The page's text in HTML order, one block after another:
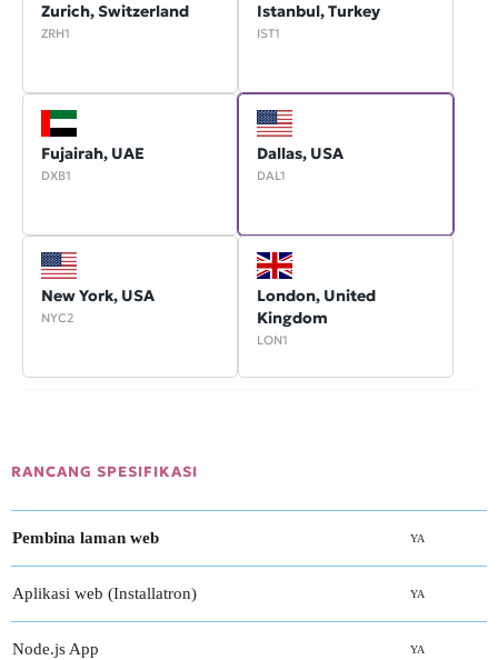
Zurich, Switzerland
ZRH1
Istanbul, Turkey
IST1
Fujairah, UAE
DXB1
Dallas, USA
DAL1
New York, USA
NYC2
London, United
Kingdom
LON1
RANCANG SPESIFIKASI
Pembina laman web YA
Aplikasi web (Installatron) YA
Node.js App YA